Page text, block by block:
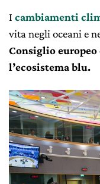
I cambiamenti
vita negli oceani e
Consiglio
l’ecosistema blu.